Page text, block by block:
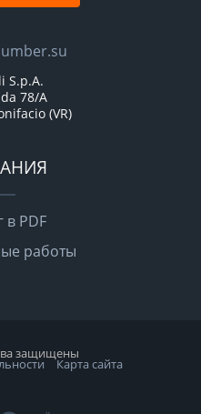
S.p.A.
78/A
(VR)
в PDF
работы
защищены
Карта сайта